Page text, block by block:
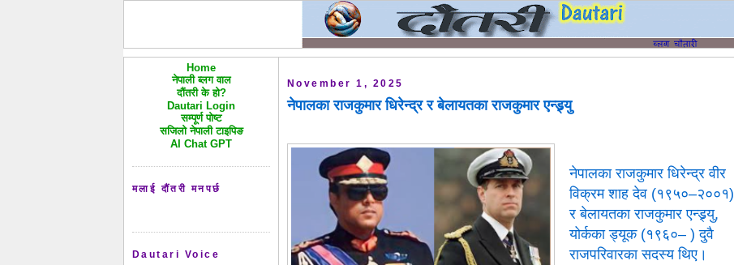
Home
नेपाली ब्लग वाल
दौंतरी के हो?
Dautari Login
सम्पूर्ण पोष्ट
सजिलो नेपाली टाइपिङ
AI Chat GPT
मलाई दौंतरी मनपर्छ
Dautari Voice
November 1, 2025
नेपालका राजकुमार धिरेन्द्र र बेलायतका राजकुमार एन्ड्र्यु
नेपालका राजकुमार धिरेन्द्र वीर
विक्रम शाह देव (१९५०–२००१)
र बेलायतका राजकुमार एन्ड्र्यु,
योर्कका ड्यूक (१९६०– )दुवै
राजपरिवारका सदस्य थिए।